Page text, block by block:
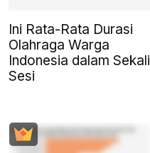
Ini Rata-Rata Durasi
Olahraga Warga
Indonesia dalam Sekali
Sesi